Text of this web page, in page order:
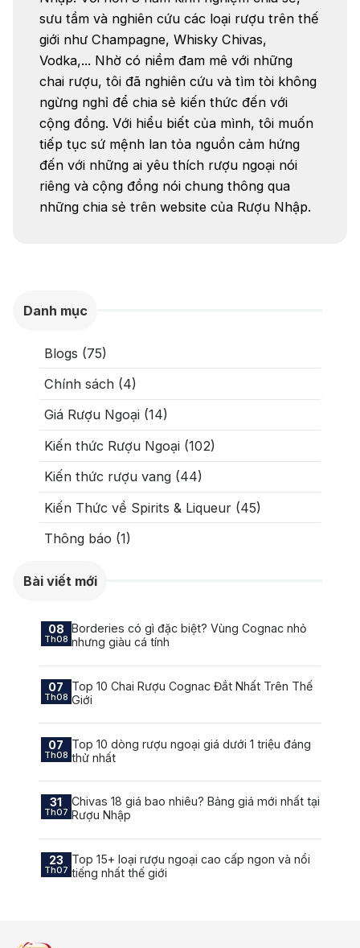
sưu tầm và nghiên cứu các loại rượu trên thế
giới như Champagne, Whisky Chivas,
Vodka,... Nhờ có niềm đam mê với những
chai rượu, tôi đã nghiên cứu và tìm tòi không
ngừng nghỉ để chia sẻ kiến thức đến với
cộng đồng. Với hiểu biết của mình, tôi muốn
tiếp tục sứ mệnh lan tỏa nguồn cảm hứng
đến với những ai yêu thích rượu ngoại nói
riêng và cộng đồng nói chung thông qua
những chia sẻ trên website của Rượu Nhập.
Danh mục
Blogs (75)
Chính sách (4)
Giá Rượu Ngoại (14)
Kiến thức Rượu Ngoại (102)
Kiến thức rượu vang (44)
Kiến Thức về Spirits & Liqueur (45)
Thông báo (1)
Bài viết mới
08
Th08
Borderies có gì đặc biệt? Vùng Cognac nhỏ
nhưng giàu cá tính
07
Th08
Top 10 Chai Rượu Cognac Đắt Nhất Trên Thế
Giới
07
Th08
Top 10 dòng rượu ngoại giá dưới 1 triệu đáng
thử nhất
31
Th07
Chivas 18 giá bao nhiêu? Bảng giá mới nhất tại
Rượu Nhập
23
Th07
Top 15+ loại rượu ngoại cao cấp ngon và nổi
tiếng nhất thế giới